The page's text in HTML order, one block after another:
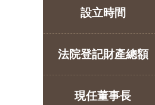
設立時間
法院登記財產總額
現任董事長